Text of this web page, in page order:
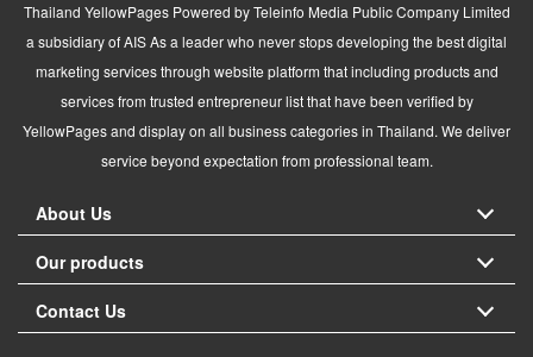
Thailand YellowPages Powered by Teleinfo Media Public Company Limited
a subsidiary of AIS As a leader who never stops developing the best digital
marketing services through website platform that including products and
services from trusted entrepreneur list that have been verified by
YellowPages and display on all business categories in Thailand. We deliver
service beyond expectation from professional team.
About Us
Our products
Contact Us